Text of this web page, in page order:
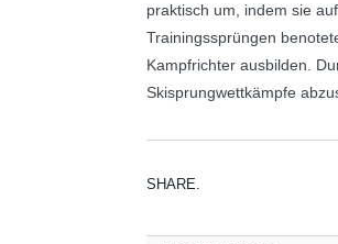
praktisch um, indem sie
Trainingssprüngen
Kampfrichter ausbilden.
Skisprungwettkämpfe
SHARE.